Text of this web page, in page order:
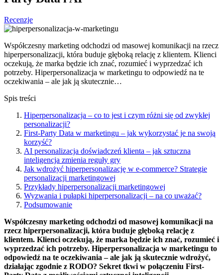
Recenzje
Współczesny marketing odchodzi od masowej komunikacji na rzecz
hiperpersonalizacji, która buduje głęboką relację z klientem. Klienci
oczekują, że marka będzie ich znać, rozumieć i wyprzedzać ich
potrzeby. Hiperpersonalizacja w marketingu to odpowiedź na te
oczekiwania – ale jak ją skutecznie…
Spis treści
Hiperpersonalizacja – co to jest i czym różni się od zwykłej
personalizacji?
First-Party Data w marketingu – jak wykorzystać je na swoją
korzyść?
AI personalizacja doświadczeń klienta – jak sztuczna
inteligencja zmienia reguły gry
Jak wdrożyć hiperpersonalizację w e-commerce? Strategie
personalizacji marketingowej
Przykłady hiperpersonalizacji marketingowej
Wyzwania i pułapki hiperpersonalizacji – na co uważać?
Podsumowanie
Współczesny marketing odchodzi od masowej komunikacji na
rzecz hiperpersonalizacji, która buduje głęboką relację z
klientem. Klienci oczekują, że marka będzie ich znać, rozumieć i
wyprzedzać ich potrzeby. Hiperpersonalizacja w marketingu to
odpowiedź na te oczekiwania – ale jak ją skutecznie wdrożyć,
działając zgodnie z RODO? Sekret tkwi w połączeniu First-